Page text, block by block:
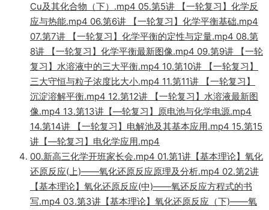
Cu及其化合物（下）.mp4 05.第5讲 【一轮复习】化学反
应与热能.mp4 06.第6讲 【一轮复习】化学平衡基础.mp4
07.第7讲 【一轮复习】化学平衡的定性与定量.mp4 08.第
8讲 【一轮复习】化学平衡最新图像.mp4 09.第9讲 【一轮
复习】水溶液中的三大平衡.mp4 10.第10讲 【一轮复习】
三大守恒与粒子浓度比大小.mp4 11.第11讲 【一轮复习】
沉淀溶解平衡.mp4 12.第12讲 【一轮复习】水溶液最新图
像.mp4 13.第13讲【—轮复习】原电池与化学电源.mp4
14.第14讲 【一轮复习】电解池及其基本应用.mp4 15.第15
讲【—轮复习】电化学应用.mp4
00.新高三化学开班家长会.mp4 01.第1讲【基本理论】氧化
还原反应(上)——氧化还原反应原理及分析.mp4 02.第2讲
【基本理论】氧化还原反应(中)——氧还反应方程式的书
写.mp4 03.第3讲【基本理论】氧化还原反应（下)——氧